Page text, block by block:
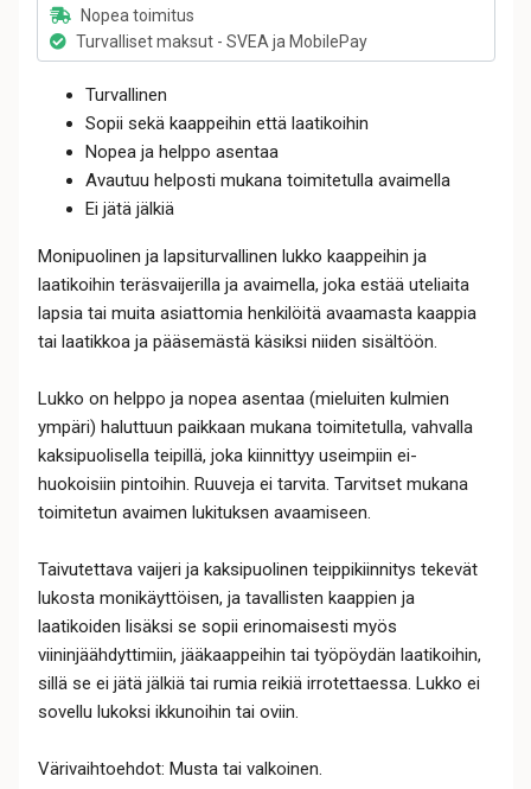
Nopea toimitus
Turvalliset maksut - SVEA ja MobilePay
Turvallinen
Sopii sekä kaappeihin että laatikoihin
Nopea ja helppo asentaa
Avautuu helposti mukana toimitetulla avaimella
Ei jätä jälkiä
Monipuolinen ja lapsiturvallinen lukko kaappeihin ja
laatikoihin teräsvaijerilla ja avaimella, joka estää uteliaita
lapsia tai muita asiattomia henkilöitä avaamasta kaappia
tai laatikkoa ja pääsemästä käsiksi niiden sisältöön.
Lukko on helppo ja nopea asentaa (mieluiten kulmien
ympäri) haluttuun paikkaan mukana toimitetulla, vahvalla
kaksipuolisella teipillä, joka kiinnittyy useimpiin ei-
huokoisiin pintoihin. Ruuveja ei tarvita. Tarvitset mukana
toimitetun avaimen lukituksen avaamiseen.
Taivutettava vaijeri ja kaksipuolinen teippikiinnitys tekevät
lukosta monikäyttöisen, ja tavallisten kaappien ja
laatikoiden lisäksi se sopii erinomaisesti myös
viininjäähdyttimiin, jääkaappeihin tai työpöydän laatikoihin,
sillä se ei jätä jälkiä tai rumia reikiä irrotettaessa. Lukko ei
sovellu lukoksi ikkunoihin tai oviin.
Värivaihtoehdot: Musta tai valkoinen.